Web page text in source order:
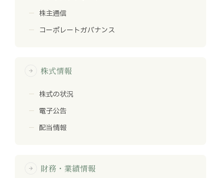
株主通信
コーポレートガバナンス
arrow_forward 株式情報
株式の状況
電子公告
配当情報
arrow_forward 財務・業績情報